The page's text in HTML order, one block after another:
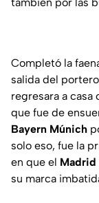
también por las
Completó la
salida del
regresara a casa
que fue de
Bayern Múnich
solo eso, fue la
en que el Madrid
su marca